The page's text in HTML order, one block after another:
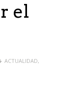
el
ACTUALIDAD,